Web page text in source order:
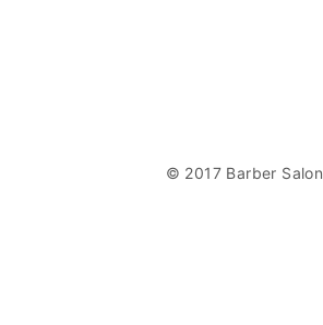
© 2017 Barber Salon